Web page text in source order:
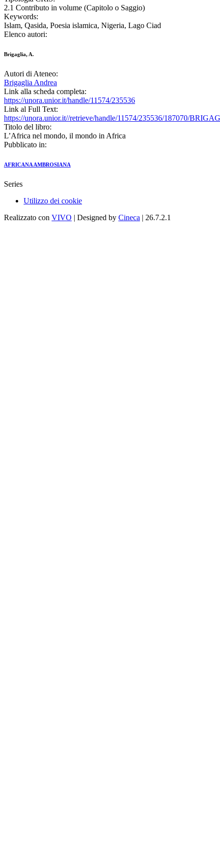
2.1 Contributo in volume (Capitolo o Saggio)
Keywords:
Islam, Qasida, Poesia islamica, Nigeria, Lago Ciad
Elenco autori:
Brigaglia, A.
Autori di Ateneo:
Brigaglia Andrea
Link alla scheda completa:
https://unora.unior.it/handle/11574/235536
Link al Full Text:
https://unora.unior.it//retrieve/handle/11574/235536/187070/
Titolo del libro:
L’Africa nel mondo, il mondo in Africa
Pubblicato in:
AFRICANA AMBROSIANA
Series
Utilizzo dei cookie
Realizzato con VIVO | Designed by Cineca | 26.7.2.1